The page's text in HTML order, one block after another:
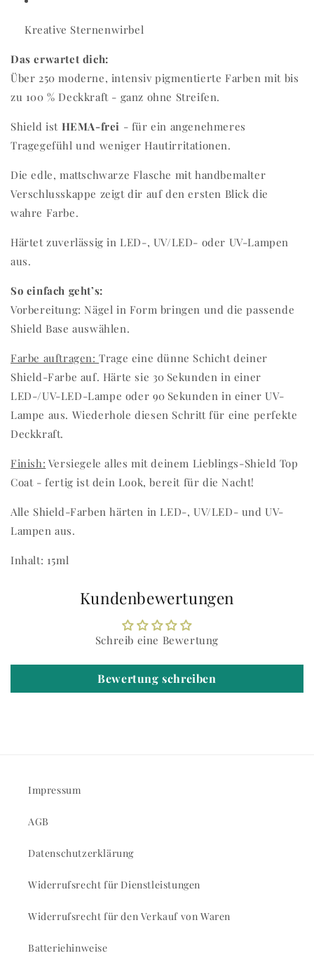
Kreative Sternenwirbel
Das erwartet dich:
Über 250 moderne, intensiv pigmentierte Farben mit bis
zu 100 % Deckkraft - ganz ohne Streifen.
Shield ist HEMA-frei - für ein angenehmeres
Tragegefühl und weniger Hautirritationen.
Die edle, mattschwarze Flasche mit handbemalter
Verschlusskappe zeigt dir auf den ersten Blick die
wahre Farbe.
Härtet zuverlässig in LED-, UV/LED- oder UV-Lampen
aus.
So einfach geht’s:
Vorbereitung: Nägel in Form bringen und die passende
Shield Base auswählen.
Farbe auftragen:Trage eine dünne Schicht deiner
Shield-Farbe auf. Härte sie 30 Sekunden in einer
LED-/UV-LED-Lampe oder 90 Sekunden in einer UV-
Lampe aus. Wiederhole diesen Schritt für eine perfekte
Deckkraft.
Finish: Versiegele alles mit deinem Lieblings-Shield Top
Coat - fertig ist dein Look, bereit für die Nacht!
Alle Shield-Farben härten in LED-, UV/LED- und UV-
Lampen aus.
Inhalt: 15ml
Kundenbewertungen
Schreib eine Bewertung
Bewertung schreiben
Impressum
AGB
Datenschutzerklärung
Widerrufsrecht für Dienstleistungen
Widerrufsrecht für den Verkauf von Waren
Batteriehinweise